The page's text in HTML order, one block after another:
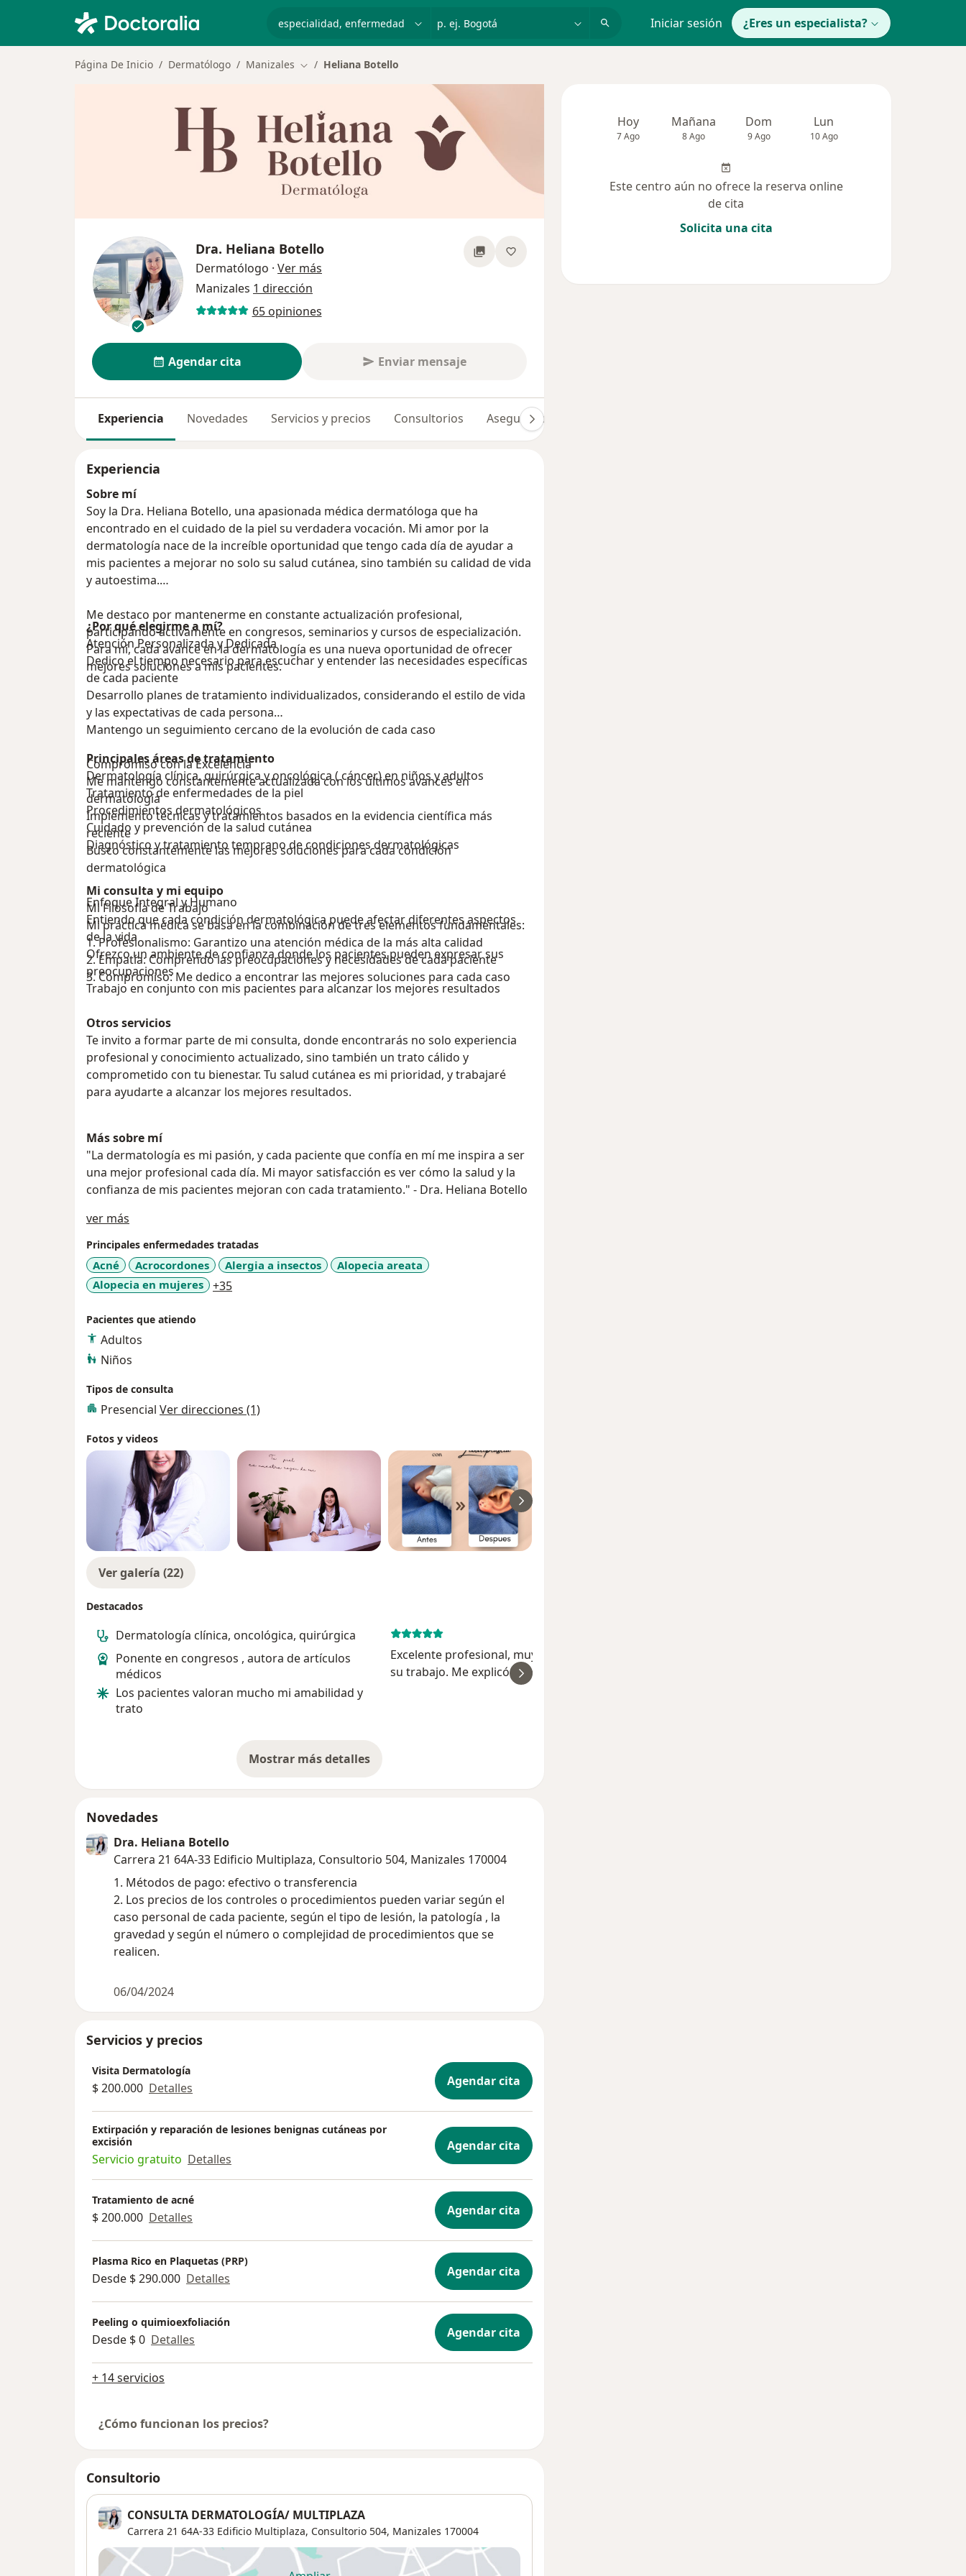
p. ej. Bogotá Iniciar sesión ¿Eres un especialista?
Página De Inicio Dermatólogo Manizales Cambiar de ciudad
Heliana Botello
Dra. Heliana Botello
Dermatólogo · Ver más
Manizales 1 dirección
65 opiniones
Agendar cita Enviar mensaje
Experiencia Novedades Servicios y precios Consultorios Aseguradoras
Experiencia
Sobre mí
Soy la Dra. Heliana Botello, una apasionada médica dermatóloga que ha
encontrado en el cuidado de la piel su verdadera vocación. Mi amor por la
dermatología nace de la increíble oportunidad que tengo cada día de ayudar a
mis pacientes a mejorar no solo su salud cutánea, sino también su calidad de vida
y autoestima.
Me destaco por mantenerme en constante actualización profesional,
participando activamente en congresos, seminarios y cursos de especialización.
Para mí, cada avance en la dermatología es una nueva oportunidad de ofrecer
mejores soluciones a mis pacientes.
¿Por qué elegirme a mí?
Atención Personalizada y Dedicada
Dedico el tiempo necesario para escuchar y entender las necesidades específicas
de cada paciente
Desarrollo planes de tratamiento individualizados, considerando el estilo de vida
y las expectativas de cada persona
Mantengo un seguimiento cercano de la evolución de cada caso
Compromiso con la Excelencia
Me mantengo constantemente actualizada con los últimos avances en
dermatología
Implemento técnicas y tratamientos basados en la evidencia científica más
reciente
Busco constantemente las mejores soluciones para cada condición
dermatológica
Enfoque Integral y Humano
Entiendo que cada condición dermatológica puede afectar diferentes aspectos
de la vida
Ofrezco un ambiente de confianza donde los pacientes pueden expresar sus
preocupaciones
Trabajo en conjunto con mis pacientes para alcanzar los mejores resultados
Principales áreas de tratamiento
Dermatología clínica, quirúrgica y oncológica ( cáncer) en niños y adultos
Tratamiento de enfermedades de la piel
Procedimientos dermatológicos
Cuidado y prevención de la salud cutánea
Diagnóstico y tratamiento temprano de condiciones dermatológicas
Mi consulta y mi equipo
Mi Filosofía de Trabajo
Mi práctica médica se basa en la combinación de tres elementos fundamentales:
1. Profesionalismo: Garantizo una atención médica de la más alta calidad
2. Empatía: Comprendo las preocupaciones y necesidades de cada paciente
3. Compromiso: Me dedico a encontrar las mejores soluciones para cada caso
Otros servicios
Te invito a formar parte de mi consulta, donde encontrarás no solo experiencia
profesional y conocimiento actualizado, sino también un trato cálido y
comprometido con tu bienestar. Tu salud cutánea es mi prioridad, y trabajaré
para ayudarte a alcanzar los mejores resultados.
Más sobre mí
"La dermatología es mi pasión, y cada paciente que confía en mí me inspira a ser
una mejor profesional cada día. Mi mayor satisfacción es ver cómo la salud y la
confianza de mis pacientes mejoran con cada tratamiento." - Dra. Heliana Botello
ver más
Principales enfermedades tratadas
Acné Acrocordones Alergia a insectos
Alopecia areata
Alopecia en mujeres
+35a11y_sr_more_diseases
Pacientes que atiendo
Adultos
Niños
Tipos de consulta
Presencial Ver direcciones (1)
Fotos y videos
Ver galería (22)
Destacados
Dermatología clínica, oncológica, quirúrgica
Ponente en congresos , autora de artículos
médicos
Los pacientes valoran mucho mi amabilidad y
trato
Excelente profesional, muy atenta y experta en
su trabajo. Me explicó todo con claridad, resolvió
mis dudas y el tratamiento que me recomendó
Mostrar más detalles
sobre la experiencia
Novedades
Dra. Heliana Botello
Carrera 21 64A-33 Edificio Multiplaza, Consultorio 504, Manizales 170004
1. Métodos de pago: efectivo o transferencia
2. Los precios de los controles o procedimientos pueden variar según el
caso personal de cada paciente, según el tipo de lesión, la patología , la
gravedad y según el número o complejidad de procedimientos que se
realicen.
06/04/2024
Servicios y precios
Visita Dermatología
$ 200.000 Detalles Agendar cita
Extirpación y reparación de lesiones benignas cutáneas por
excisión
Servicio gratuito Detalles
Agendar cita
Tratamiento de acné
$ 200.000 Detalles Agendar cita
Plasma Rico en Plaquetas (PRP)
Desde $ 290.000 Detalles Agendar cita
Peeling o quimioexfoliación
Desde $ 0 Detalles Agendar cita
+ 14 servicios
¿Cómo funcionan los precios?
Consultorio
CONSULTA DERMATOLOGÍA/ MULTIPLAZA
Carrera 21 64A-33 Edificio Multiplaza, Consultorio 504, Manizales 170004
Hoy
7 Ago
Mañana
8 Ago
Dom
9 Ago
Lun
10 Ago
Este centro aún no ofrece la reserva online
de cita
Solicita una cita